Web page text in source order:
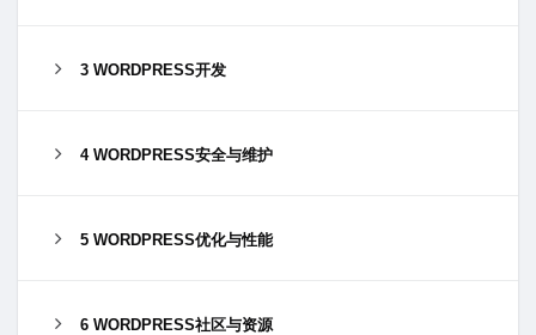
3 WORDPRESS开发
4 WORDPRESS安全与维护
5 WORDPRESS优化与性能
6 WORDPRESS社区与资源